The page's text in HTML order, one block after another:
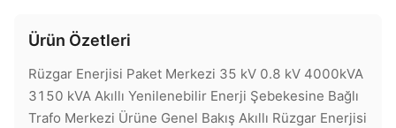
Ürün Özetleri
Rüzgar Enerjisi Paket Merkezi 35 kV 0.8 kV 4000kVA
3150 kVA Akıllı Yenilenebilir Enerji Şebekesine Bağlı
Trafo Merkezi Ürüne Genel Bakış Akıllı Rüzgar Enerjisi